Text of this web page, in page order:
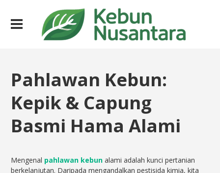
Pahlawan Kebun:
Kepik & Capung
Basmi Hama Alami
Mengenal pahlawan kebun alami adalah kunci pertanian
berkelanjutan. Daripada mengandalkan pestisida kimia, kita